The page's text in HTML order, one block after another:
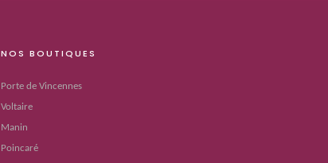
NOS BOUTIQUES
Porte de Vincennes
Voltaire
Manin
Poincaré